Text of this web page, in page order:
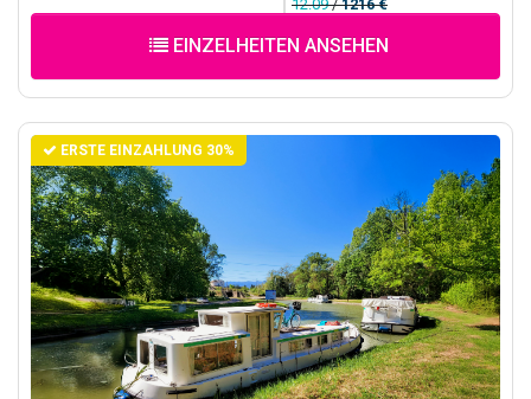
12.09/1216 €
EINZELHEITEN ANSEHEN
ERSTE EINZAHLUNG 30%